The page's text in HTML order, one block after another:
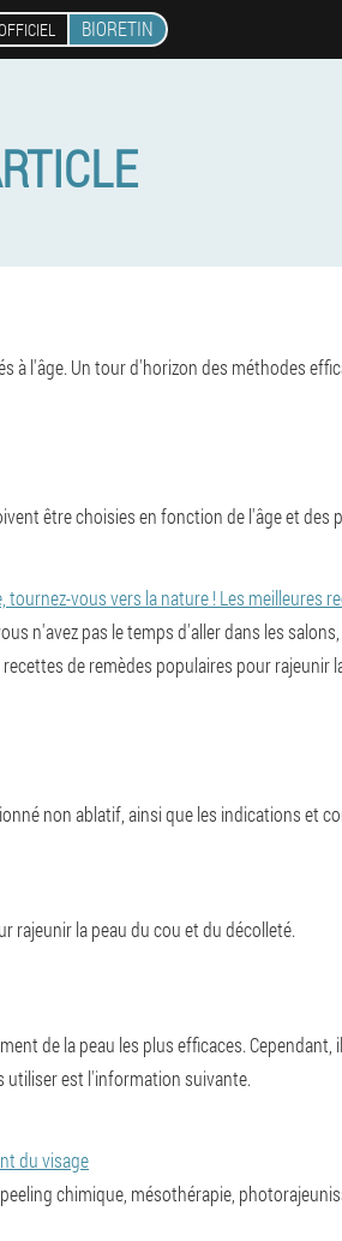
BIORETIN
à l'âge. Un tour d'horizon des méthodes
être choisies en fonction de l'âge et des
vous vers la nature ! Les meilleures
n'avez pas le temps d'aller dans les
de remèdes populaires pour rajeunir
non ablatif, ainsi que les indications et
rajeunir la peau du cou et du décolleté.
de la peau les plus efficaces.
utiliser est l'information suivante.
du visage
chimique, mésothérapie,